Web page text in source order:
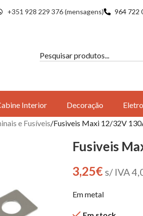
+351 928 229 376 (mensagens) 964 722
Interior Decoração
e Fusíveis Fusiveis Maxi 12/32V
Fusiveis
3,25€ s/ IVA
Em metal